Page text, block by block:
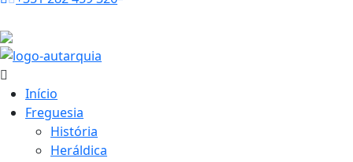
Início
Freguesia
História
Heráldica